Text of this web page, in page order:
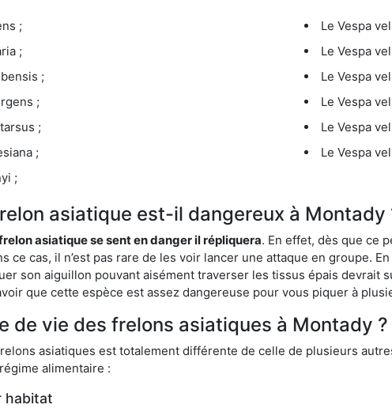
;
;
;
;
;
;
;
Le Vespa
Le Vespa
Le Vespa
Le Vespa
Le Vespa
Le Vespa
asiatique est-il dangereux à Montady
asiatique se sent en danger il répliquera. En effet, dès que ce
ce cas, il n’est pas rare de les voir lancer une attaque en groupe.
son aiguillon pouvant aisément traverser les tissus épais devrait
que cette espèce est assez dangereuse pour vous piquer à
de vie des frelons asiatiques à Montady ?
asiatiques est totalement différente de celle de plusieurs
alimentaire :
habitat